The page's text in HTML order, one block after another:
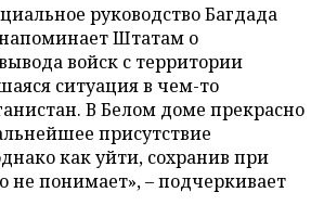
руководство Багдада
Штатам о
войск с территории
ситуация в чем-то
В Белом доме прекрасно
присутствие
как уйти, сохранив при
не понимает», – подчеркивает